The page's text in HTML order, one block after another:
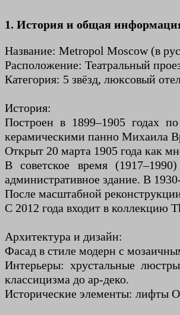
1. История и общая
Название: Metropol Moscow (в
Расположение: Театральный
Категория: 5 звёзд, люксовый
История:
Построен в 1899–1905 годах
керамическими панно Михаила
Открыт 20 марта 1905 года как
В советское время
административное здание. В
После масштабной
С 2012 года входит в коллекцию
Архитектура и дизайн:
Фасад в стиле модерн с
Интерьеры: хрустальные
классицизма до ар-деко.
Исторические элементы: лифты